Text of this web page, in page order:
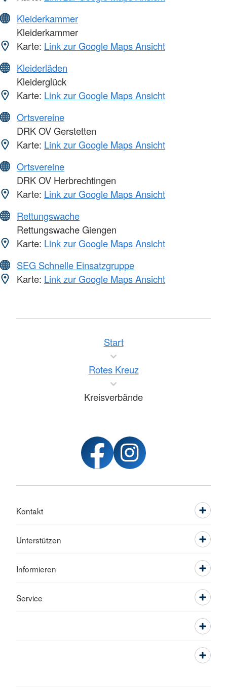
Kleiderkammer
Kleiderkammer
Karte: Link zur Google Maps Ansicht
Kleiderläden
Kleiderglück
Karte: Link zur Google Maps Ansicht
Ortsvereine
DRK OV Gerstetten
Karte: Link zur Google Maps Ansicht
Ortsvereine
DRK OV Herbrechtingen
Karte: Link zur Google Maps Ansicht
Rettungswache
Rettungswache Giengen
Karte: Link zur Google Maps Ansicht
SEG Schnelle Einsatzgruppe
Karte: Link zur Google Maps Ansicht
Start
Rotes Kreuz
Kreisverbände
Kontakt
Unterstützen
Informieren
Service